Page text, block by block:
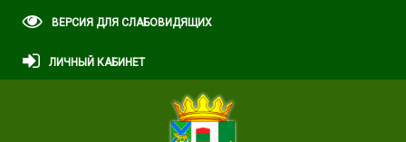
ВЕРСИЯ ДЛЯ СЛАБОВИДЯЩИХ
ЛИЧНЫЙ КАБИНЕТ